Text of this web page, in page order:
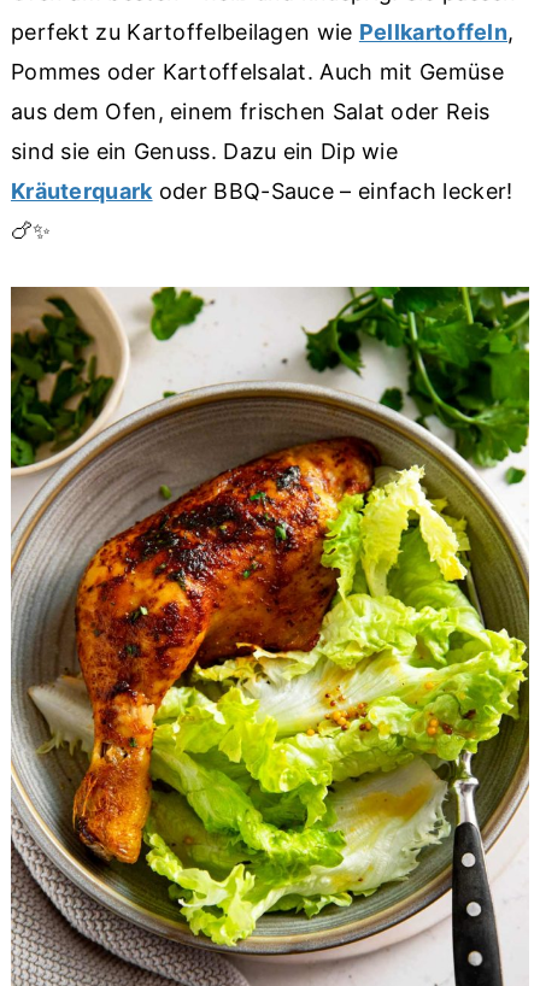
Mikrowelle geht auch, aber die Haut wird
weich.
perfekt zu Kartoffelbeilagen wie Pellkartoffeln,
Pommes oder Kartoffelsalat. Auch mit Gemüse
aus dem Ofen, einem frischen Salat oder Reis
sind sie ein Genuss. Dazu ein Dip wie
Kräuterquarkoder BBQ-Sauce – einfach lecker!
🍗✨